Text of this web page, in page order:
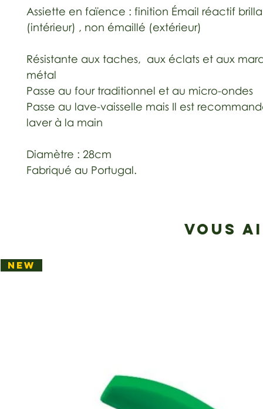
Assiette en faïence : finition Émail réactif
(intérieur) , non émaillé (extérieur)
Résistante aux taches, aux éclats et aux
métal
Passe au four traditionnel et au micro-ondes
Passe au lave-vaisselle mais Il est
laver à la main
Diamètre : 28cm
Fabriqué au Portugal.
VOUS
NEW